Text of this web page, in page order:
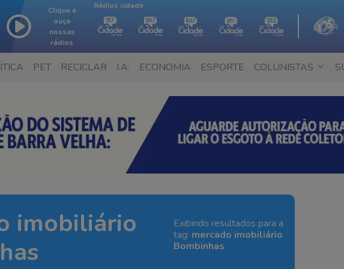
Clique e
ouça
nossas
rádios
Rádios cidade
PET RECICLAR I.A. ECONOMIA ESPORTE COLUNISTAS
imobiliário
Exibindo resultados para a
tag: mercado imobiliário
Bombinhas